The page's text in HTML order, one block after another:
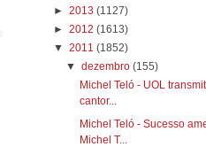
► 2013 (1127)
► 2012 (1613)
▼ 2011 (1852)
▼dezembro(155)
Michel Teló - UOL
cantor...
Michel Teló - Sucesso
Michel T...